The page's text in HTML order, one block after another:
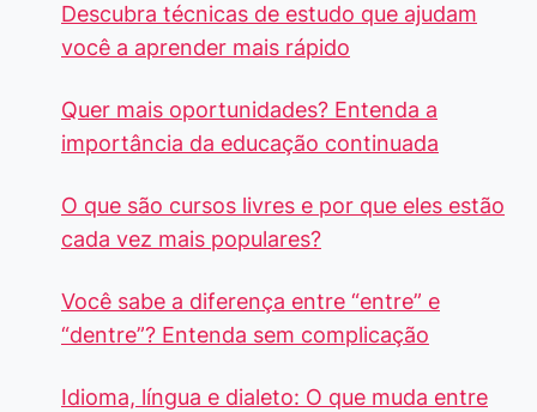
Descubra técnicas de estudo que ajudam
você a aprender mais rápido
Quer mais oportunidades? Entenda a
importância da educação continuada
O que são cursos livres e por que eles estão
cada vez mais populares?
Você sabe a diferença entre “entre” e
“dentre”? Entenda sem complicação
Idioma, língua e dialeto: O que muda entre